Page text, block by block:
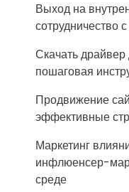
Выход на
сотрудничество
Скачать
пошаговая
Продвижение
эффективные
Маркетинг
инфлюенсер-
среде